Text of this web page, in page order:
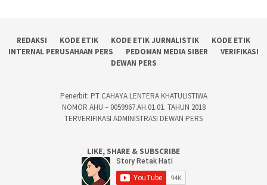
REDAKSI KODE ETIK KODE ETIK JURNALISTIK
KODE ETIK
INTERNAL PERUSAHAAN PERS
PEDOMAN MEDIA SIBER
VERIFIKASI
DEWAN PERS
Penerbit: PT CAHAYA LENTERA KHATULISTIWA
NOMOR AHU – 0059967.AH.01.01. TAHUN 2018
TERVERIFIKASI ADMINISTRASI DEWAN PERS
LIKE, SHARE & SUBSCRIBE